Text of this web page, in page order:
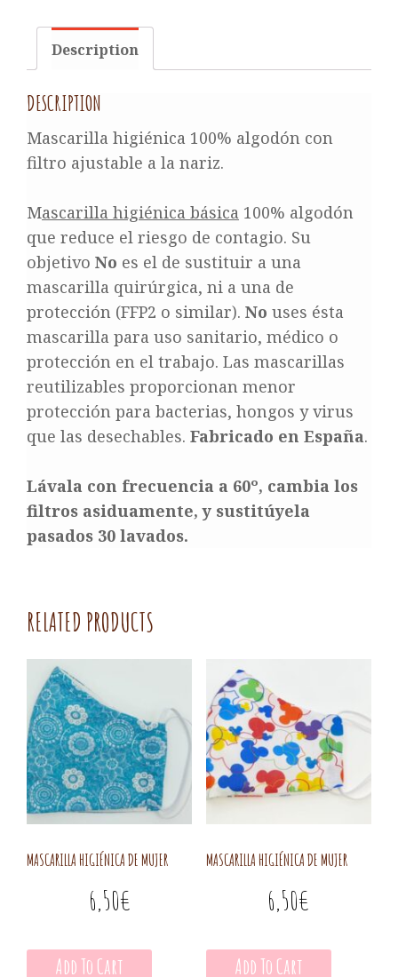
Description
DESCRIPTION
Mascarilla higiénica 100% algodón con
filtro ajustable a la nariz.
Mascarilla higiénica básica 100% algodón
que reduce el riesgo de contagio. Su
objetivo No es el de sustituir a una
mascarilla quirúrgica, ni a una de
protección (FFP2 o similar). No uses ésta
mascarilla para uso sanitario, médico o
protección en el trabajo. Las mascarillas
reutilizables proporcionan menor
protección para bacterias, hongos y virus
que las desechables. Fabricado en España.
Lávala con frecuencia a 60º, cambia los
filtros asiduamente, y sustitúyela
pasados 30 lavados.
RELATED PRODUCTS
MASCARILLA HIGIÉNICA DE MUJER
6,50€
Add To Cart
MASCARILLA HIGIÉNICA DE MUJER
6,50€
Add To Cart